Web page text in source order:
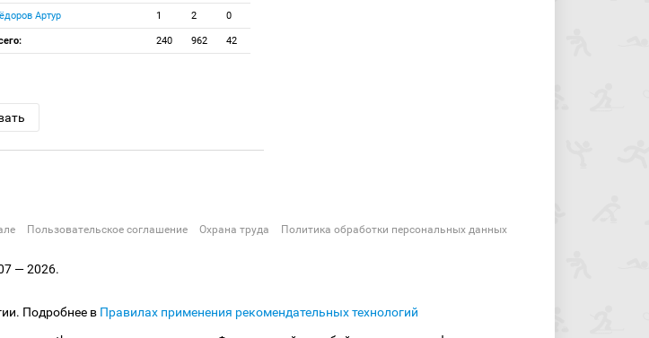
Артур 1 2 0
240 962 42
Пользовательское соглашение Охрана труда Политика обработки персональных данных
— 2026.
Подробнее в Правилах применения рекомендательных технологий